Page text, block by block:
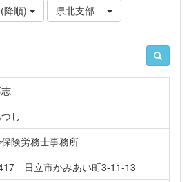
降順)
県北支部
し
険労務士事務所
日立市かみあい町3-11-13